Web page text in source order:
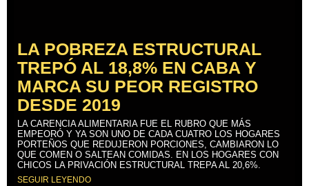
LA POBREZA ESTRUCTURAL
TREPÓ AL 18,8% EN CABA Y
MARCA SU PEOR REGISTRO
DESDE 2019
LA CARENCIA ALIMENTARIA FUE EL RUBRO QUE MÁS
EMPEORÓ Y YA SON UNO DE CADA CUATRO LOS HOGARES
PORTEÑOS QUE REDUJERON PORCIONES, CAMBIARON LO
QUE COMEN O SALTEAN COMIDAS. EN LOS HOGARES CON
CHICOS LA PRIVACIÓN ESTRUCTURAL TREPA AL 20,6%.
SEGUIR LEYENDO